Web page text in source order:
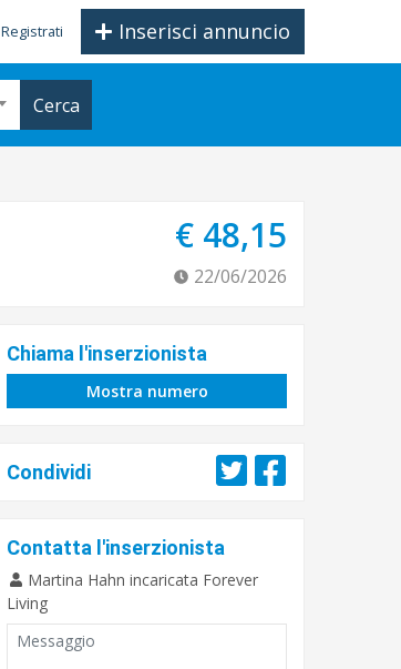
Inserisci annuncio
Registrati
Cerca
€ 48,15
22/06/2026
Chiama l'inserzionista
Mostra numero
Condividi
Contatta l'inserzionista
Martina Hahn incaricata Forever
Living